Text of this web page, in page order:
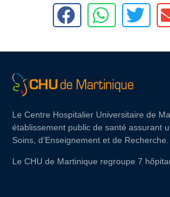
Le Centre Hospitalier Universitaire de
établissement public de santé assurant
Soins, d’Enseignement et de Recherche.
Le CHU de Martinique regroupe 7